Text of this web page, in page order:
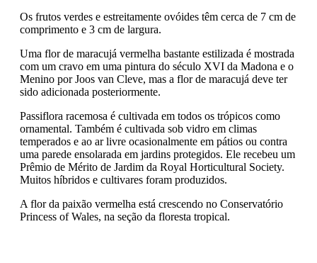
Os frutos verdes e estreitamente ovóides têm cerca de 7 cm de
comprimento e 3 cm de largura.
Uma flor de maracujá vermelha bastante estilizada é mostrada
com um cravo em uma pintura do século XVI da Madona e o
Menino por Joos van Cleve, mas a flor de maracujá deve ter
sido adicionada posteriormente.
Passiflora racemosa é cultivada em todos os trópicos como
ornamental. Também é cultivada sob vidro em climas
temperados e ao ar livre ocasionalmente em pátios ou contra
uma parede ensolarada em jardins protegidos. Ele recebeu um
Prêmio de Mérito de Jardim da Royal Horticultural Society.
Muitos híbridos e cultivares foram produzidos.
A flor da paixão vermelha está crescendo no Conservatório
Princess of Wales, na seção da floresta tropical.